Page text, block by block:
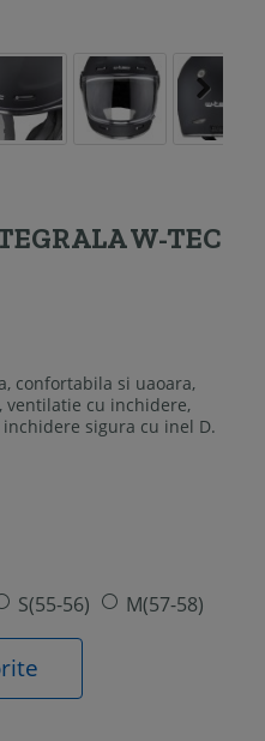
W-TEC
confortabila si uaoara,
cu inchidere,
sigura cu inel D.
S(55-56) M(57-58)